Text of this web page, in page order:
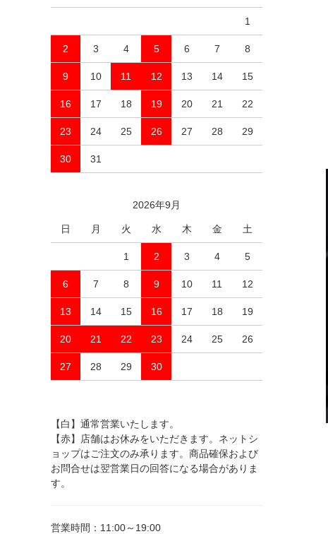
1
2 3 4 5 6 7 8
9 10 11 12 13 14 15
16 17 18 19 20 21 22
23 24 25 26 27 28 29
30 31
2026年9月
日 月 火 水 木 金 土
1 2 3 4 5
6 7 8 9 10 11 12
13 14 15 16 17 18 19
20 21 22 23 24 25 26
27 28 29 30
【白】通常営業いたします。
【赤】店舗はお休みをいただきます。ネットシ
ョップはご注文のみ承ります。商品確保および
お問合せは翌営業日の回答になる場合がありま
す。
営業時間：11:00～19:00